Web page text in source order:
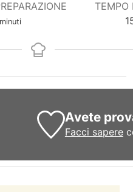
minuti
TEMPO
Avete
Facci sapere